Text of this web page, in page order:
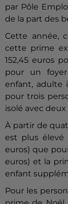
par Pôle
de la part des
Cette année,
cette prime
152,45 euros
pour un
enfant, adulte
pour trois
isolé avec deux
À partir de
est plus élevé
euros) que
euros) et la
enfant
Pour les